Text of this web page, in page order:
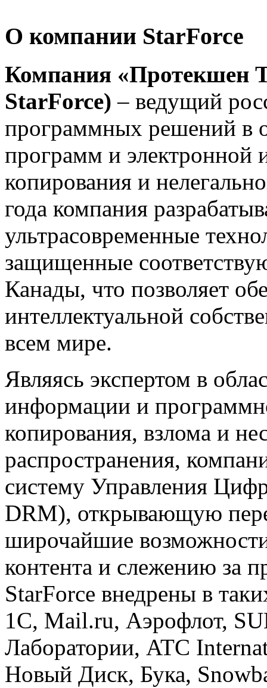
О компании StarForce
Компания «Протекшен
StarForce) – ведущий
программных решений в
программ и электронной
копирования и
года компания
ультрасовременные
защищенные
Канады, что позволяет
интеллектуальной
всем мире.
Являясь экспертом в
информации и
копирования, взлома и
распространения,
систему Управления
DRM), открывающую
широчайшие
контента и слежению за
StarForce внедрены в
1С, Mail.ru, Аэрофлот,
Лаборатории, ATC
Новый Диск, Бука,